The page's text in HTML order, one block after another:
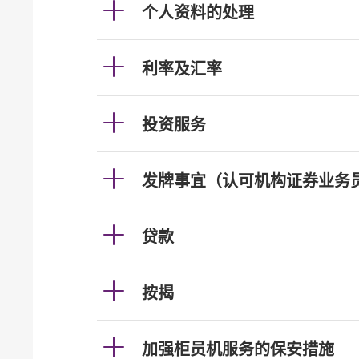
个人资料的处理
利率及汇率
投资服务
发牌事宜（认可机构证券业务
贷款
按揭
加强柜员机服务的保安措施